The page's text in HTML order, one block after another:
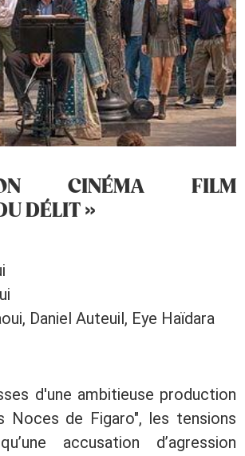
CINÉMA FILM
DÉLIT »
Daniel Auteuil, Eye Haïdara
d'une ambitieuse production
Noces de Figaro", les tensions
accusation d’agression